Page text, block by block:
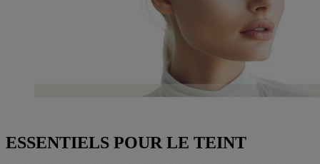
ESSENTIELS POUR LE TEINT